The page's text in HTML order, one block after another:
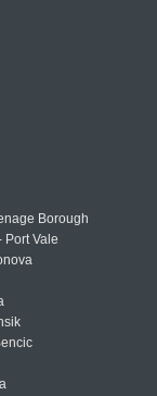
Borough
Port Vale